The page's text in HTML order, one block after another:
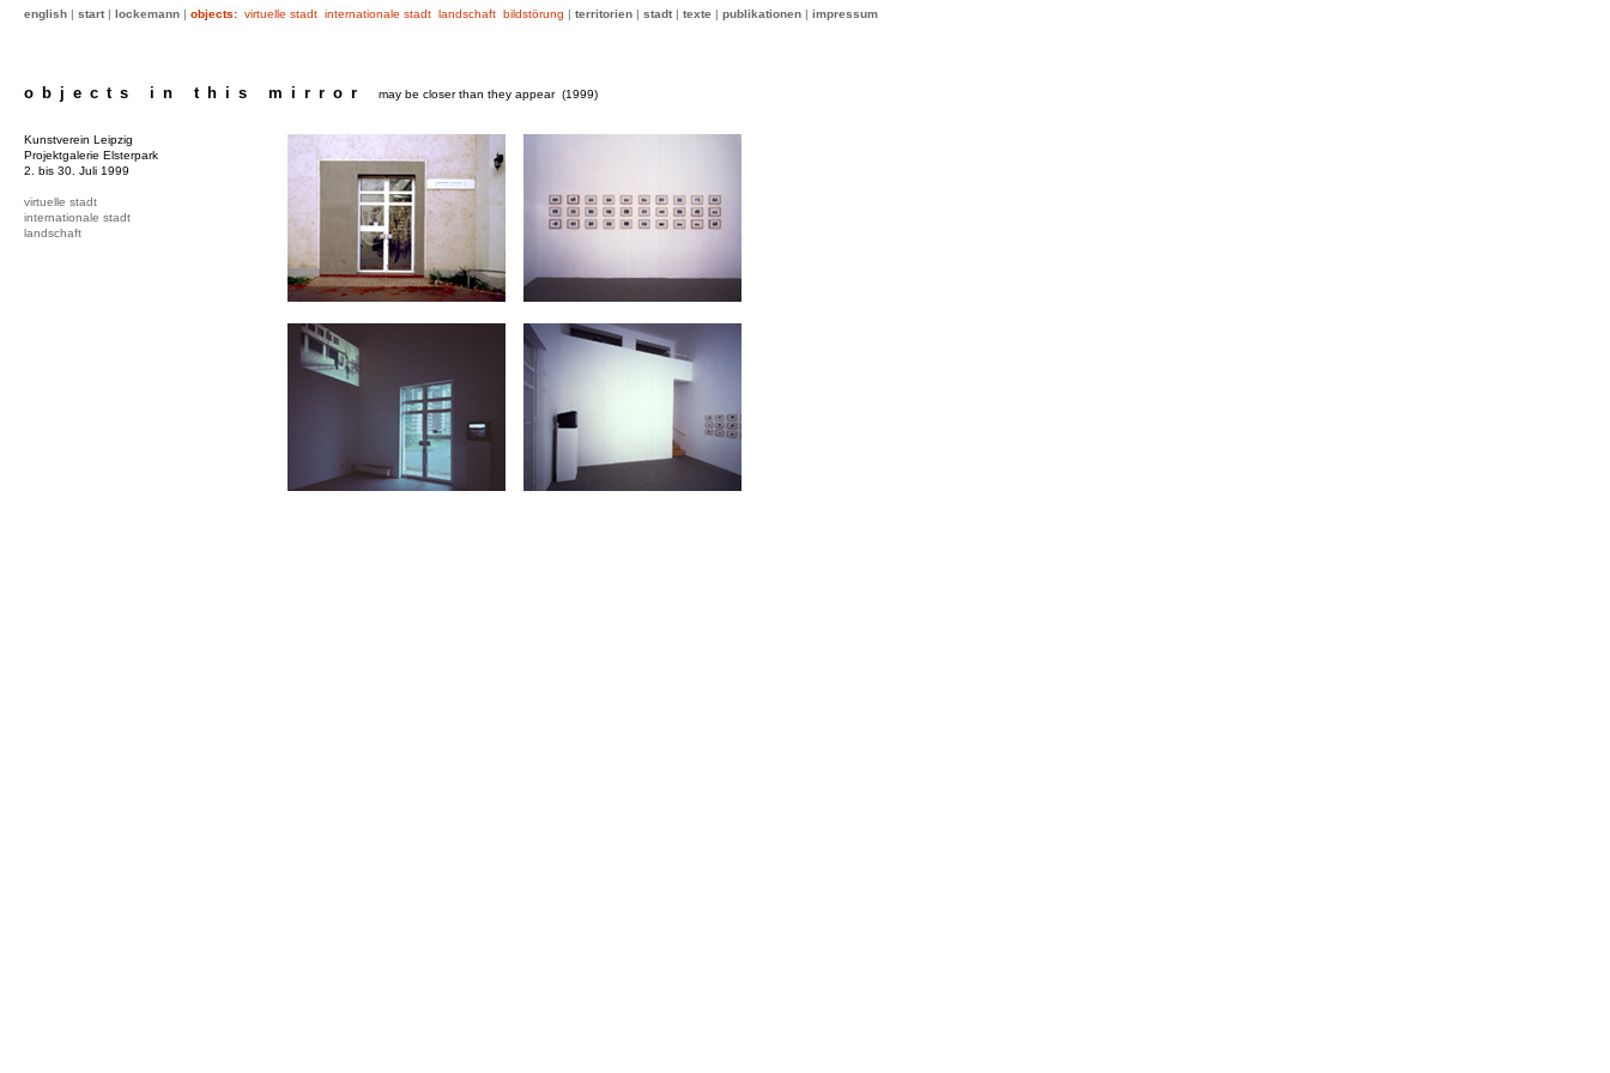
english | start | lockemann | objects: virtuelle stadt internationale stadt landschaft bildstörung | territorien | stadt | texte | publikationen | impressum
objects in this mirror may be closer than they appear (1999)
Kunstverein Leipzig
Projektgalerie Elsterpark
2. bis 30. Juli 1999
virtuelle stadt
internationale stadt
landschaft